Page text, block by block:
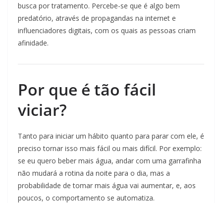
busca por tratamento. Percebe-se que é algo bem
predatório, através de propagandas na internet e
influenciadores digitais, com os quais as pessoas criam
afinidade.
Por que é tão fácil
viciar?
Tanto para iniciar um hábito quanto para parar com ele, é
preciso tornar isso mais fácil ou mais difícil. Por exemplo:
se eu quero beber mais água, andar com uma garrafinha
não mudará a rotina da noite para o dia, mas a
probabilidade de tomar mais água vai aumentar, e, aos
poucos, o comportamento se automatiza.